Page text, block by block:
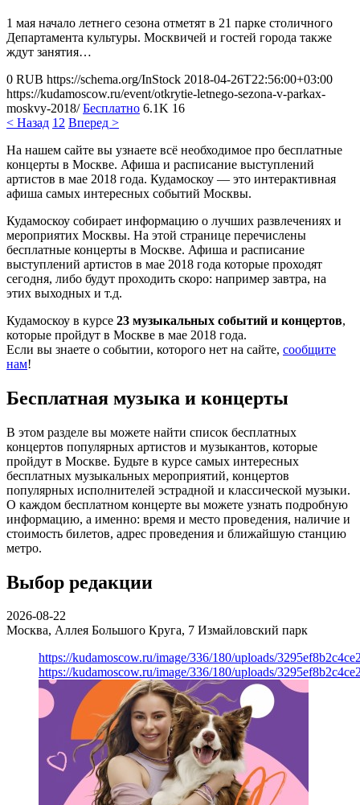
1 мая начало летнего сезона отметят в 21 парке столичного
Департамента культуры. Москвичей и гостей города также
ждут занятия…
0 RUB https://schema.org/InStock 2018-04-26T22:56:00+03:00
https://kudamoscow.ru/event/otkrytie-letnego-sezona-v-parkax-
moskvy-2018/ Бесплатно 6.1K 16
< Назад 1 2 Вперед >
На нашем сайте вы узнаете всё необходимое про бесплатные
концерты в Москве. Афиша и расписание выступлений
артистов в мае 2018 года. Кудамоскоу — это интерактивная
афиша самых интересных событий Москвы.
Кудамоскоу собирает информацию о лучших развлечениях и
мероприятих Москвы. На этой странице перечислены
бесплатные концерты в Москве. Афиша и расписание
выступлений артистов в мае 2018 года которые проходят
сегодня, либо будут проходить скоро: например завтра, на
этих выходных и т.д.
Кудамоскоу в курсе 23 музыкальных событий и концертов,
которые пройдут в Москве в мае 2018 года.
Если вы знаете о событии, которого нет на сайте, сообщите
нам!
Бесплатная музыка и концерты
В этом разделе вы можете найти список бесплатных
концертов популярных артистов и музыкантов, которые
пройдут в Москве. Будьте в курсе самых интересных
бесплатных музыкальных мероприятий, концертов
популярных исполнителей эстрадной и классической музыки.
О каждом бесплатном концерте вы можете узнать подробную
информацию, а именно: время и место проведения, наличие и
стоимость билетов, адрес проведения и ближайшую станцию
метро.
Выбор редакции
2026-08-22
Москва, Аллея Большого Круга, 7 Измайловский парк
https://kudamoscow.ru/image/336/180/uploads/
https://kudamoscow.ru/image/336/180/uploads/